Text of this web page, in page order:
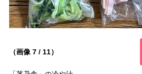
（画像 7 / 11）